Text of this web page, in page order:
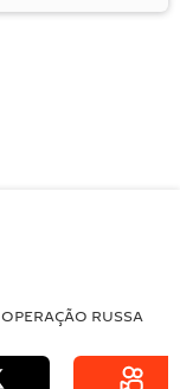
OPERAÇÃO RUSSA